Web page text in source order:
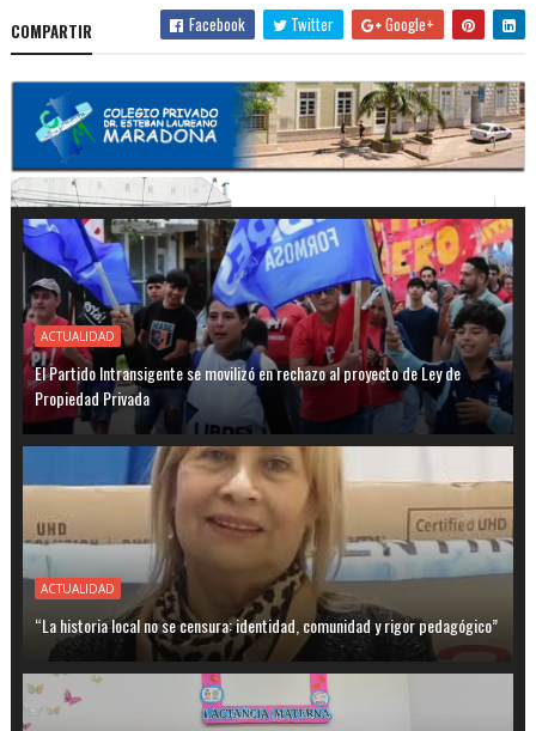
COMPARTIR Facebook Twitter Google+
ACTUALIDAD
El Partido Intransigente se movilizó en rechazo al proyecto de Ley de
Propiedad Privada
ACTUALIDAD
“La historia local no se censura: identidad, comunidad y rigor pedagógico”